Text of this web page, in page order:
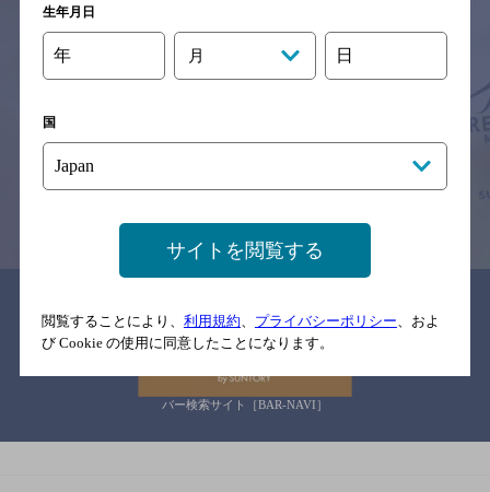
サイトマップ 利用規約
念のためお店にご確認の上ご来店くださいますようお願い申し上げま
バー検索サイト［BAR-NAVI］
生年月日
年 月 日
国
サイトを閲覧する
閲覧することにより、 利用規約 プライバシーポリシー 、およ
び Cookie の使用に同意したことになります。